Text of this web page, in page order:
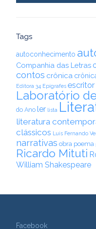
Tags
autoconhecimento
Companhia das Letras
contos crônica
Editora 34 Epígrafes escritor
Laboratório
do Ano ler lista
literatura
clássicos Luis Fernando
narrativas obra poema
Ricardo Mituti
William Shakespeare
Facebook